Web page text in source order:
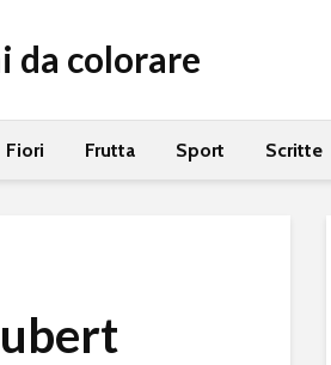
da colorare
Fiori Frutta Sport Scritte